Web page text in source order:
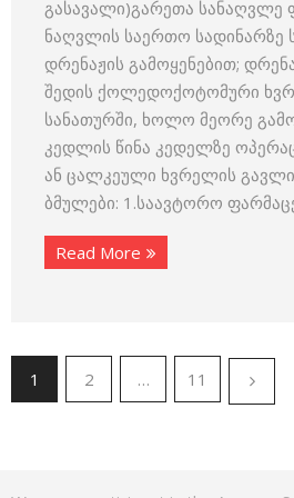
გასავალი)გარეთა სანაღვლე
ნაღვლის საერთო სადინარზე
დრენაჟის გამოყენებით;
შედის ქოლედოქოტომური
სანათურში, ხოლო მეორე
კედლის წინა კედელზე
ან ცალკეული ხვრელის
ბმულები: 1.საავტორო
Read More
1 2 … 11